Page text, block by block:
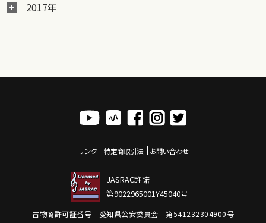
2017年
リンク 特定商取引法 お問い合わせ
JASRAC許諾
第9022965001Y45040号
古物商許可証番号 愛知県公安委員会 第541232304900号